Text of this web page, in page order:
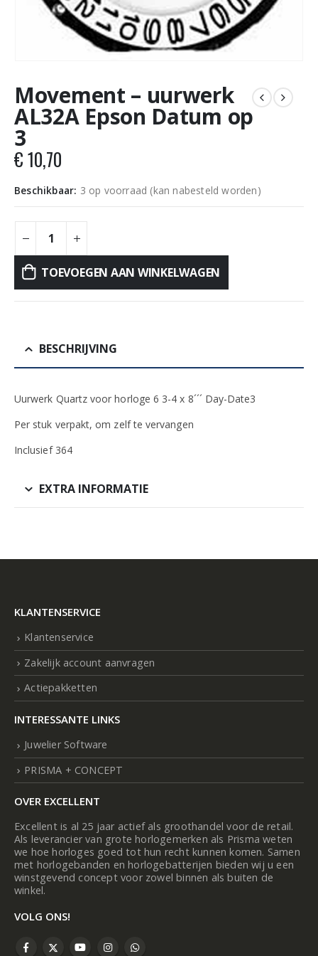
Movement – uurwerk
AL32A Epson Datum op
3
€10,70
Beschikbaar: 3 op voorraad (kan nabesteld worden)
TOEVOEGEN AAN WINKELWAGEN
BESCHRIJVING
Uurwerk Quartz voor horloge 6 3-4 x 8´´´ Day-Date3
Per stuk verpakt, om zelf te vervangen
Inclusief 364
EXTRA INFORMATIE
KLANTENSERVICE
Klantenservice
Zakelijk account aanvragen
Actiepakketten
INTERESSANTE LINKS
Juwelier Software
PRISMA + CONCEPT
OVER EXCELLENT
Excellent is al 25 jaar actief als groothandel voor de retail.
Als leverancier van grote horlogemerken als Prisma weten
we hoe horloges goed tot hun recht kunnen komen. Samen
met horlogebanden en horlogebatterijen bieden wij u een
winstgevend concept voor zowel binnen als buiten de
winkel.
VOLG ONS!